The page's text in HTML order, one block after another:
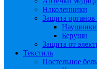
Наколенники
Защита органов
Наушники
Беруши
Защита от
Текстиль
Постельное